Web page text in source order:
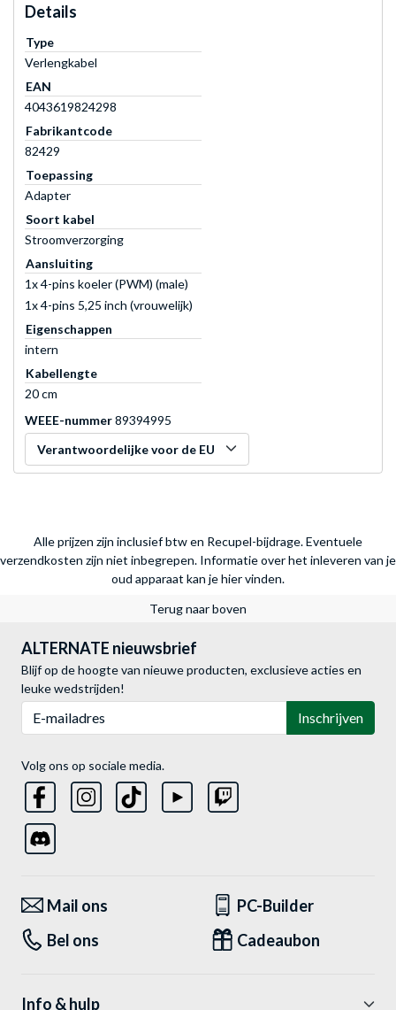
Details
Type
Verlengkabel
EAN
4043619824298
Fabrikantcode
82429
Toepassing
Adapter
Soort kabel
Stroomverzorging
Aansluiting
1x 4-pins koeler (PWM) (male)
1x 4-pins 5,25 inch (vrouwelijk)
Eigenschappen
intern
Kabellengte
20 cm
WEEE-nummer89394995
Verantwoordelijke voor de EU
Alle prijzen zijn inclusief btw en Recupel-bijdrage. Eventuele
verzendkosten zijn niet inbegrepen. Informatie over het inleveren van je
oud apparaat kan je hier vinden.
Terug naar boven
ALTERNATE nieuwsbrief
Blijf op de hoogte van nieuwe producten, exclusieve acties en
leuke wedstrijden!
Inschrijven
Volg ons op sociale media.
Mail ons
PC-Builder
Bel ons
Cadeaubon
Info & hulp